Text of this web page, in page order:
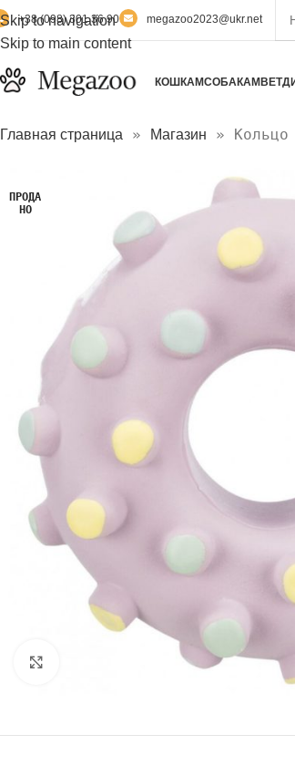
Skip to navigation
Skip to main content
+38 (098) 301 36 90 megazoo2023@ukr.net
КОШКАМСОБАКАМ
Главная страница » Магазин »
ПРОДА
НО
Нажмите, чтобы увеличить